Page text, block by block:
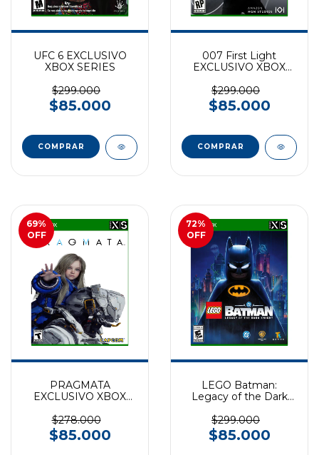
UFC 6 EXCLUSIVO
XBOX SERIES
$299.000
$85.000
007 First Light
EXCLUSIVO XBOX
$299.000
$85.000
69%
OFF
PRAGMATA
EXCLUSIVO XBOX
$278.000
$85.000
72%
OFF
LEGO Batman:
Legacy of the Dark
XBOX SERIES
$299.000
$85.000